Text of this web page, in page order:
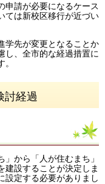
申請が必要になるケース
ては新校区移行が近づい
学先が変更となることか
し、全市的な経過措置に
討経過
から「人が住むまち」
建設することが決定しま
設定する必要がありまし